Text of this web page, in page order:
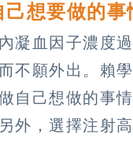
想要做的事
凝血因子濃度
不願外出。賴
自己想做的事
外，選擇注射